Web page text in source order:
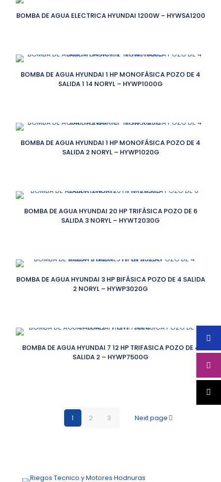
BOMBA DE AGUA ELECTRICA HYUNDAI 1200W – HYWSA1200
BOMBA DE AGUA HYUNDAI 1 HP MONOFÁSICA POZO DE 4
SALIDA 1 14 NORYL – HYWP1000G
BOMBA DE AGUA HYUNDAI 1 HP MONOFÁSICA POZO DE 4
SALIDA 2 NORYL – HYWP1020G
BOMBA DE AGUA HYUNDAI 20 HP TRIFÁSICA POZO DE 6
SALIDA 3 NORYL – HYWT2030G
BOMBA DE AGUA HYUNDAI 3 HP BIFÁSICA POZO DE 4 SALIDA
2 NORYL – HYWP3020G
BOMBA DE AGUA HYUNDAI 7 12 HP TRIFASICA POZO DE 4
SALIDA 2 – HYWP7500G
1 2 3 Next page